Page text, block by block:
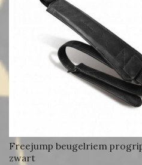
Freejump beugelriem
zwart